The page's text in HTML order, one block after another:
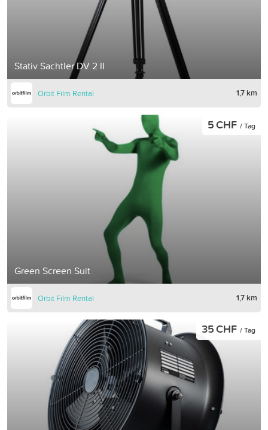
Stativ Sachtler DV 2 II
Orbit Film Rental 1,7 km
Green Screen Suit
5 CHF / Tag
Orbit Film Rental 1,7 km
35 CHF / Tag